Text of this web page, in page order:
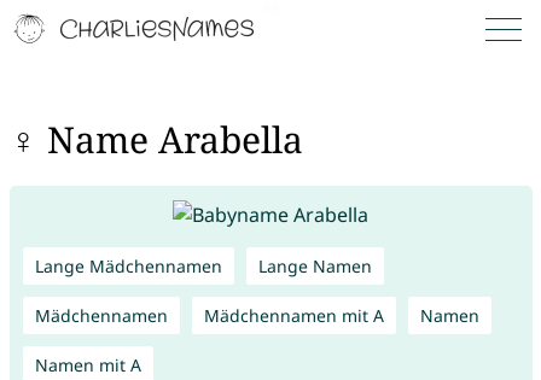
♀ Name Arabella
Lange Mädchennamen Lange Namen
Mädchennamen Mädchennamen mit A Namen
Namen mit A